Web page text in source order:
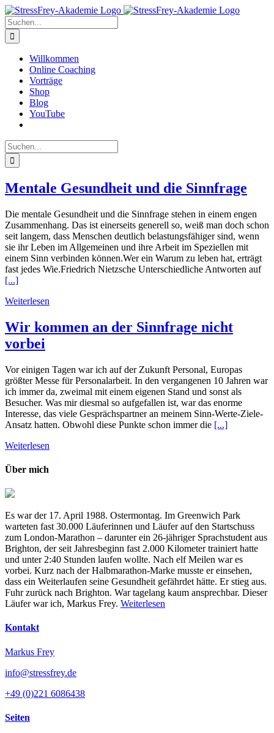
Zum
Inhalt
springen
Suche
nach:
Willkommen
Online Coaching
Vorträge
Shop
Blog
YouTube
Suche
nach:
Mentale Gesundheit und die Sinnfrage
Die mentale Gesundheit und die Sinnfrage stehen in einem engen
Zusammenhang. Das ist einerseits generell so, weiß man doch schon
seit langem, dass Menschen deutlich belastungsfähiger sind, wenn
sie ihr Leben im Allgemeinen und ihre Arbeit im Speziellen mit
einem Sinn verbinden können.Wer ein Warum zu leben hat, erträgt
fast jedes Wie.Friedrich Nietzsche Unterschiedliche Antworten auf
[...]
Weiterlesen
Wir kommen an der Sinnfrage nicht
vorbei
Vor einigen Tagen war ich auf der Zukunft Personal, Europas
größter Messe für Personalarbeit. In den vergangenen 10 Jahren war
ich immer da, zweimal mit einem eigenen Stand und sonst als
Besucher. Was mir diesmal so aufgefallen ist, war das enorme
Interesse, das viele Gesprächspartner an meinem Sinn-Werte-Ziele-
Ansatz hatten. Obwohl diese Punkte schon immer die [...]
Weiterlesen
Über mich
Es war der 17. April 1988. Ostermontag. Im Greenwich Park
warteten fast 30.000 Läuferinnen und Läufer auf den Startschuss
zum London-Marathon – darunter ein 26-jähriger Sprachstudent aus
Brighton, der seit Jahresbeginn fast 2.000 Kilometer trainiert hatte
und unter 2:40 Stunden laufen wollte. Nach elf Meilen war es
vorbei. Kurz nach der Halbmarathon-Marke musste er einsehen,
dass ein Weiterlaufen seine Gesundheit gefährdet hätte. Er stieg aus.
Fuhr zurück nach Brighton. War tagelang kaum ansprechbar. Dieser
Läufer war ich, Markus Frey. Weiterlesen
Kontakt
Markus Frey
info@stressfrey.de
+49 (0)221 6086438
Seiten